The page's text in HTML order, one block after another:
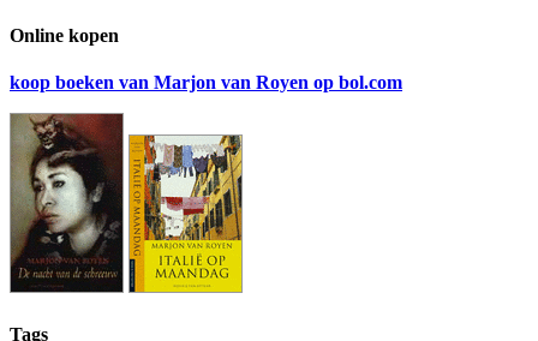
Online kopen
koop boeken van Marjon van Royen op bol.com
Tags